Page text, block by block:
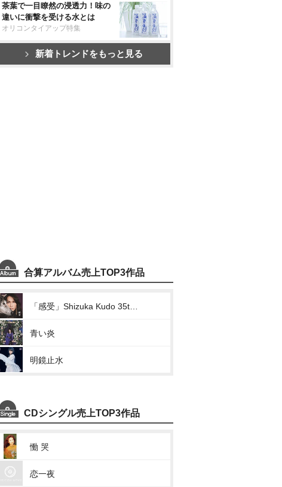
茶葉で一目瞭然の浸透力！味の
違いに衝撃を受ける水とは
オリコンタイアップ特集
新着トレンドをもっと見る
合算アルバム売上TOP3作品
青い炎
明鏡止水
CDシングル売上TOP3作品
慟 哭
恋一夜